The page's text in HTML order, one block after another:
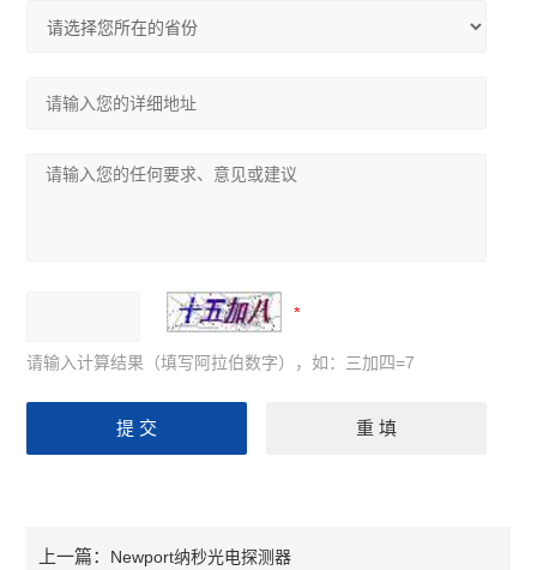
请输入计算结果（填写阿拉伯数字），如：三加四=7
上一篇： Newport纳秒光电探测器